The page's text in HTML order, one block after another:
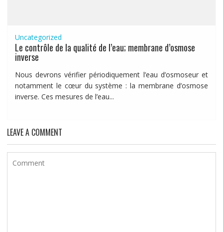
Uncategorized
Le contrôle de la qualité de l’eau; membrane d’osmose
inverse
Nous devrons vérifier périodiquement l’eau d’osmoseur et
notamment le cœur du système : la membrane d’osmose
inverse. Ces mesures de l’eau...
LEAVE A COMMENT